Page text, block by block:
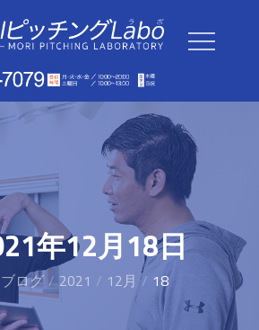
年12月18日
ブログ 2021 12月 18